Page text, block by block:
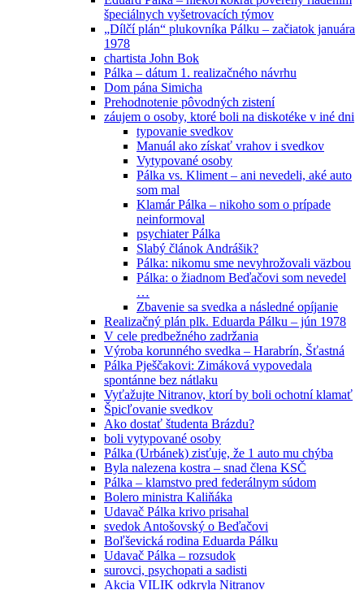
špeciálnych vyšetrovacích týmov
„Dílčí plán“ plukovníka Pálku – začiatok januára
1978
chartista John Bok
Pálka – dátum 1. realizačného návrhu
Dom pána Simicha
Prehodnotenie pôvodných zistení
záujem o osoby, ktoré boli na diskotéke v iné dni
typovanie svedkov
Manuál ako získať vrahov i svedkov
Vytypované osoby
Pálka vs. Kliment – ani nevedeli, aké auto
som mal
Klamár Pálka – nikoho som o prípade
neinformoval
psychiater Pálka
Slabý článok Andrášik?
Pálka: nikomu sme nevyhrožovali väzbou
Pálka: o žiadnom Beďačovi som nevedel
…
Zbavenie sa svedka a následné opíjanie
Realizačný plán plk. Eduarda Pálku – jún 1978
V cele predbežného zadržania
Výroba korunného svedka – Harabrín, Šťastná
Pálka Pješčakovi: Zimáková vypovedala
spontánne bez nátlaku
Vyťažujte Nitranov, ktorí by boli ochotní klamať
Špicľovanie svedkov
Ako dostať študenta Brázdu?
boli vytypované osoby
Pálka (Urbánek) zisťuje, že 1 auto mu chýba
Byla nalezena kostra – snad člena KSČ
Pálka – klamstvo pred federálnym súdom
Bolero ministra Kaliňáka
Udavač Pálka krivo prisahal
svedok Antošovský o Beďačovi
Boľševická rodina Eduarda Pálku
Udavač Pálka – rozsudok
surovci, psychopati a sadisti
Akcia VILIK odkryla Nitranov